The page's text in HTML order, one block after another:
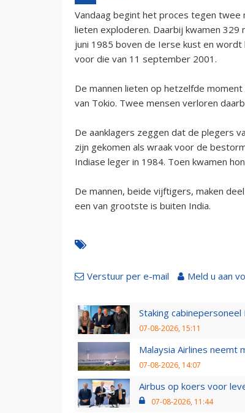
Vandaag begint het proces tegen twee
lieten exploderen. Daarbij kwamen 329
juni 1985 boven de Ierse kust en
voor die van 11 september 2001.
De mannen lieten op hetzelfde
van Tokio. Twee mensen verloren
De aanklagers zeggen dat de plegers
zijn gekomen als wraak voor de
Indiase leger in 1984. Toen kwamen
De mannen, beide vijftigers, maken
een van grootste is buiten India.
Verstuur per e-mail Meld u aan
Staking
07-08-2026, 15:11
Malaysia Airlines neemt
07-08-2026, 14:07
Airbus op koers voor
07-08-2026, 11:44